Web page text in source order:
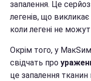
запалення. Це
легенів, що
коли легені не
Окрім того, у МакSим
свідчать про
це запалення